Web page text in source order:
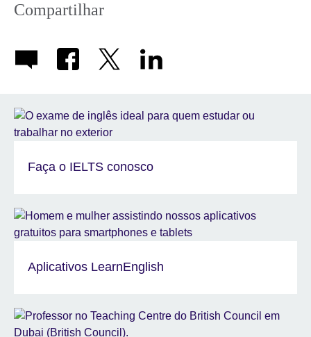
Compartilhar
Faça o IELTS conosco
Aplicativos LearnEnglish